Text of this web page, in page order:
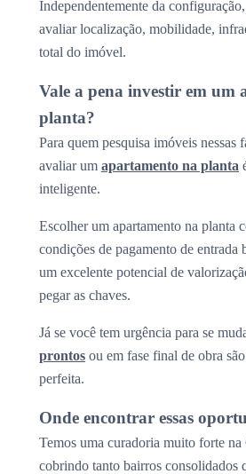
Independentemente da
avaliar localização, mobilidade,
total do imóvel.
Vale a pena investir em um
planta?
Para quem pesquisa imóveis nessas
avaliar um apartamento na planta
inteligente.
Escolher um apartamento na planta
condições de pagamento de entrada
um excelente potencial de
pegar as chaves.
Já se você tem urgência para se
prontos ou em fase final de obra
perfeita.
Onde encontrar essas
Temos uma curadoria muito forte na
cobrindo tanto bairros consolidados